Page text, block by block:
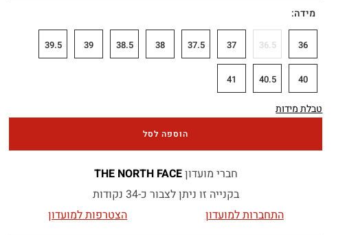
מידה
36
36.5
37
37.5
38
38.5
39
39.5
40
40.5
41
טבלת מידות
הוספה לסל
חברי מועדוןTHE NORTH FACE
בקנייה זו ניתן לצבור כ-34 נקודות
התחברות למועדון
הצטרפות למועדון